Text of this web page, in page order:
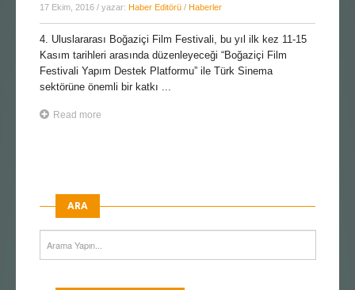
17 Ekim, 2016 / yazar: Haber Editörü / Haberler
4. Uluslararası Boğaziçi Film Festivali, bu yıl ilk kez 11-15
Kasım tarihleri arasında düzenleyeceği “Boğaziçi Film
Festivali Yapım Destek Platformu” ile Türk Sinema
sektörüne önemli bir katkı ...
Read more
ARA